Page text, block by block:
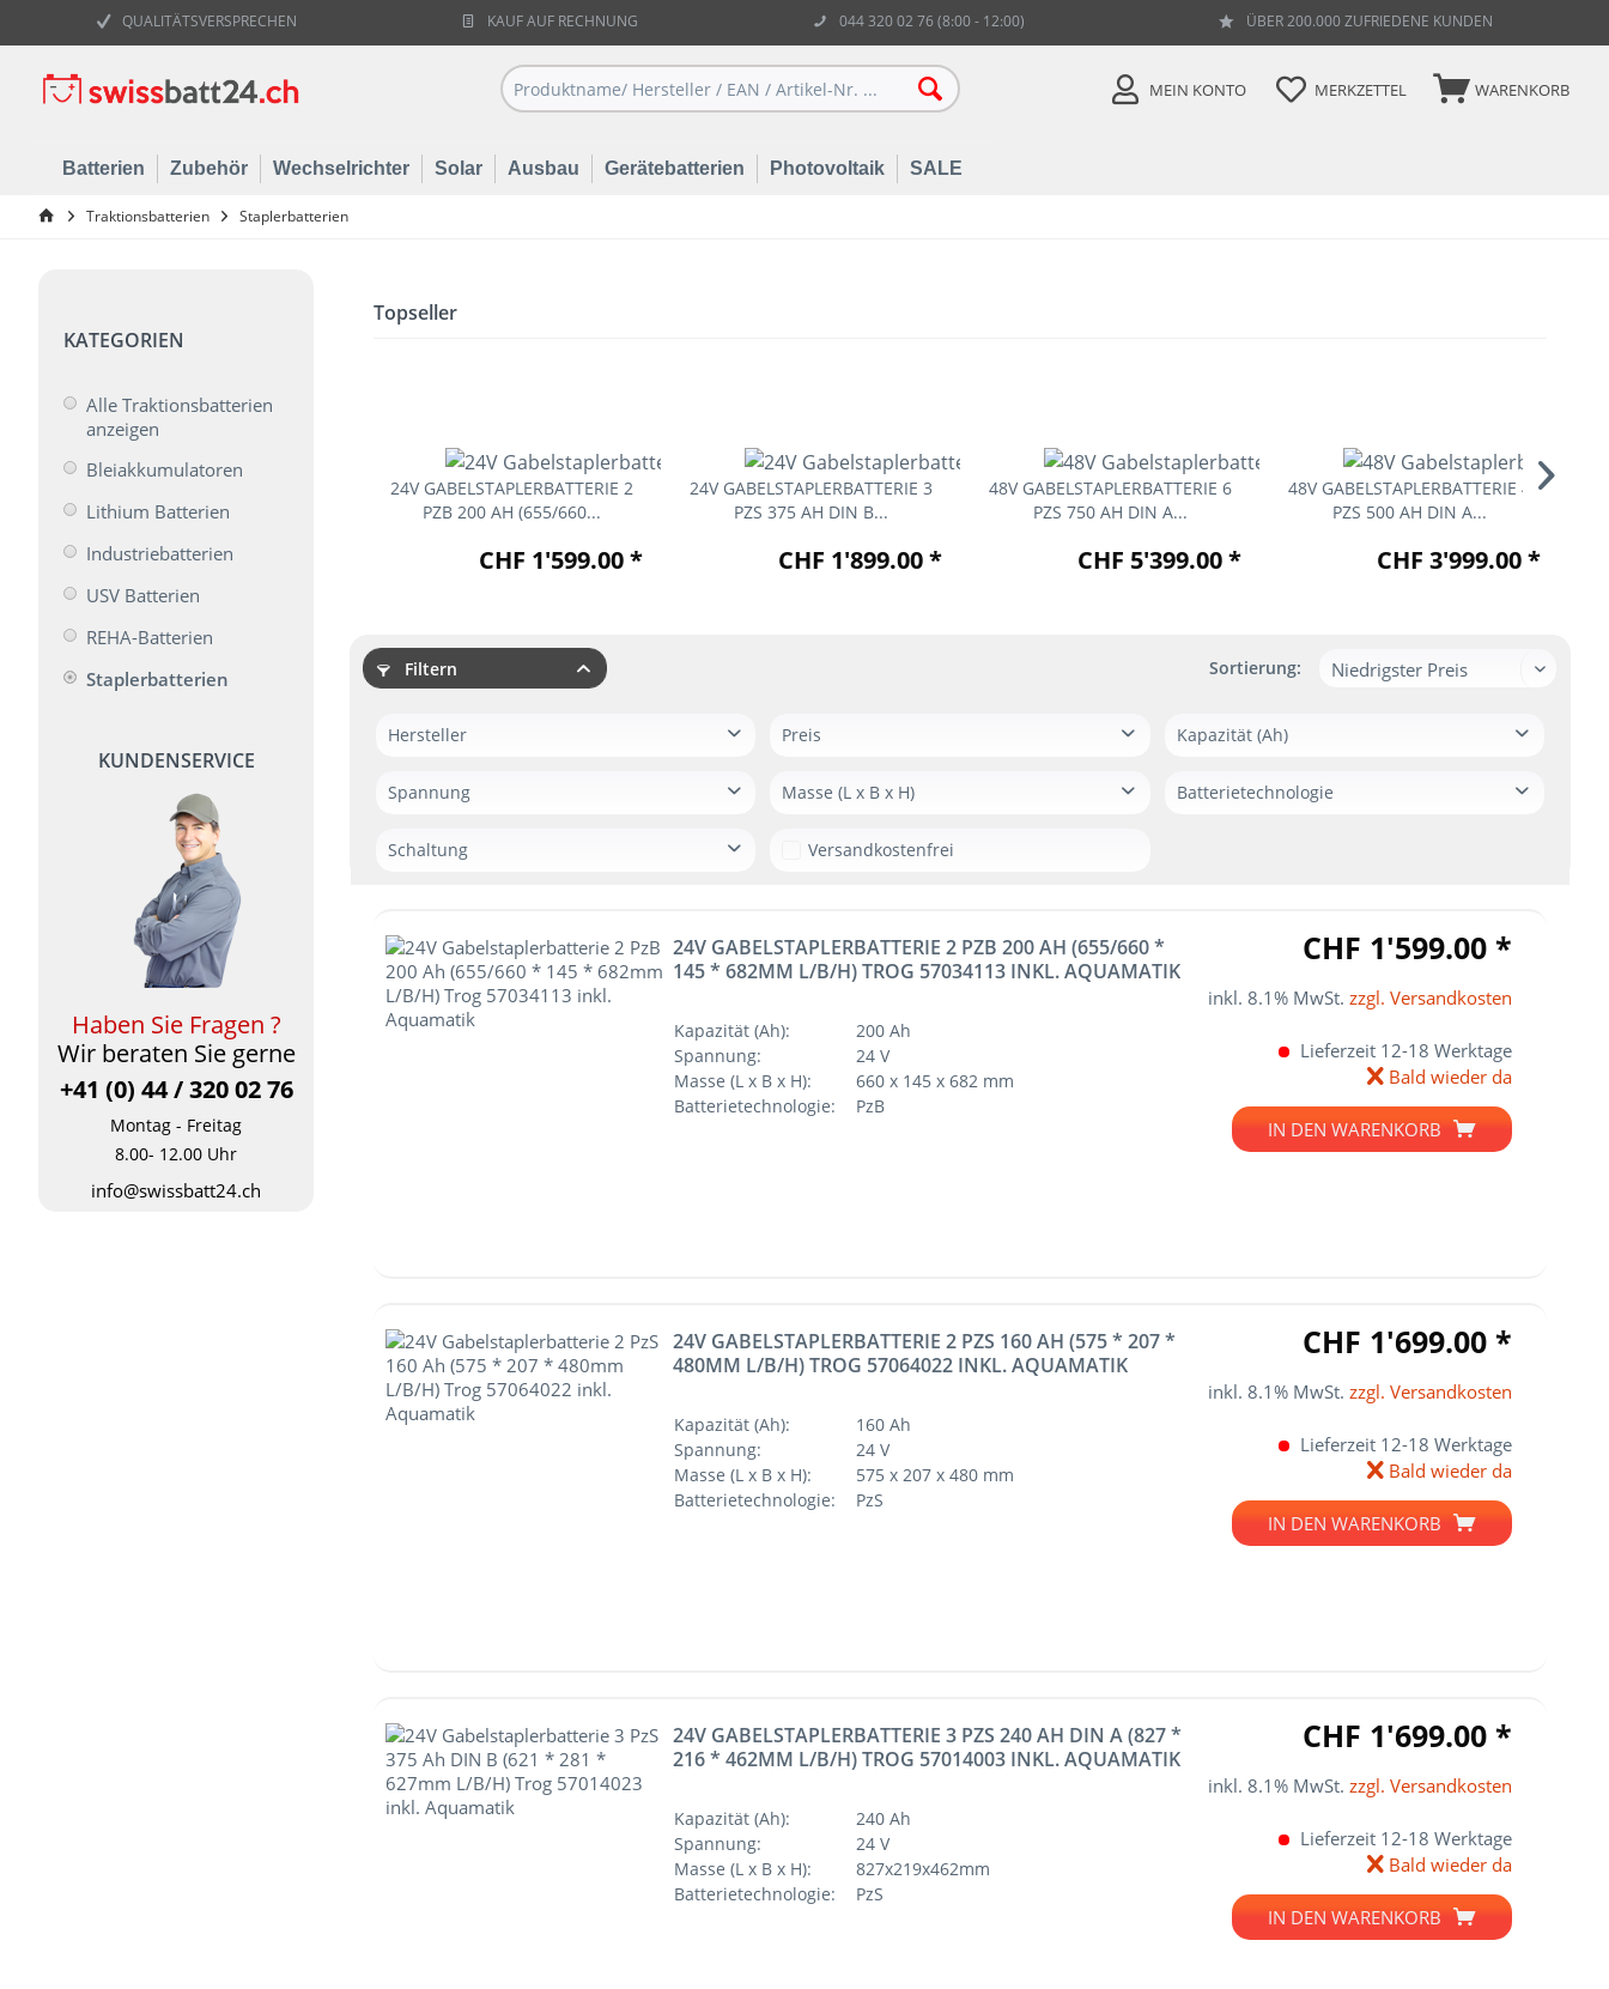
QUALITÄTSVERSPRECHEN KAUF AUF RECHNUNG 044 320 02 76 (8:00 - 12:00) ÜBER 200.000 ZUFRIEDENE KUNDEN
WARENKORB
MERKZETTEL
MEIN KONTO
Batterien Zubehör Wechselrichter Solar Ausbau Gerätebatterien Photovoltaik SALE
Traktionsbatterien Staplerbatterien
KATEGORIEN
Alle Traktionsbatterien
anzeigen
Bleiakkumulatoren
Lithium Batterien
Industriebatterien
USV Batterien
REHA-Batterien
Staplerbatterien
KUNDENSERVICE
Haben Sie Fragen ?
Wir beraten Sie gerne
+41 (0) 44 / 320 02 76
Montag - Freitag
8.00- 12.00 Uhr
info@swissbatt24.ch
Topseller
24V GABELSTAPLERBATTERIE 2
PZB 200 AH (655/660...
CHF 1'599.00 *
24V GABELSTAPLERBATTERIE 3
PZS 375 AH DIN B...
CHF 1'899.00 *
48V GABELSTAPLERBATTERIE 6
PZS 750 AH DIN A...
CHF 5'399.00 *
48V GABELSTAPLERBATTERIE 4
PZS 500 AH DIN A...
CHF 3'999.00 *
Filtern Sortierung:
Hersteller
Acconic
Preis Kapazität (Ah)
875 Ah
200 Ah
Spannung
36V
Masse (L x B x H)
832 x 631 x 784 mm
575 x 207 x 480 mm
610 x 509 x 440 mm
827x219x462mm
522 x 421 x 462mm
827 x 519 x 627 mm
Batterietechnologie
Schaltung
DIN B
DIN A
Versandkostenfrei
24V GABELSTAPLERBATTERIE 2 PZB 200 AH (655/660 *
145 * 682MM L/B/H) TROG 57034113 INKL. AQUAMATIK
Kapazität (Ah):
200 Ah
Spannung:
24 V
Masse (L x B x H):
660 x 145 x 682 mm
Batterietechnologie:
PzB
CHF 1'599.00 *
inkl. 8.1% MwSt. zzgl. Versandkosten
Lieferzeit 12-18 Werktage
Bald wieder da
IN DEN WARENKORB
24V GABELSTAPLERBATTERIE 2 PZS 160 AH (575 * 207 *
480MM L/B/H) TROG 57064022 INKL. AQUAMATIK
Kapazität (Ah):
160 Ah
Spannung:
24 V
Masse (L x B x H):
575 x 207 x 480 mm
Batterietechnologie:
PzS
CHF 1'699.00 *
inkl. 8.1% MwSt. zzgl. Versandkosten
Lieferzeit 12-18 Werktage
Bald wieder da
IN DEN WARENKORB
24V GABELSTAPLERBATTERIE 3 PZS 240 AH DIN A (827 *
216 * 462MM L/B/H) TROG 57014003 INKL. AQUAMATIK
Kapazität (Ah):
240 Ah
Spannung:
24 V
Masse (L x B x H):
827x219x462mm
Batterietechnologie:
PzS
CHF 1'699.00 *
inkl. 8.1% MwSt. zzgl. Versandkosten
Lieferzeit 12-18 Werktage
Bald wieder da
IN DEN WARENKORB